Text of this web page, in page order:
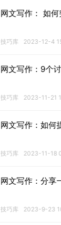
网文写作： 如何
技巧库 2023-12-4
网文写作：9个
技巧库 2023-11-21
网文写作：如何
技巧库 2023-11-18
网文写作：分享
技巧库 2023-9-23